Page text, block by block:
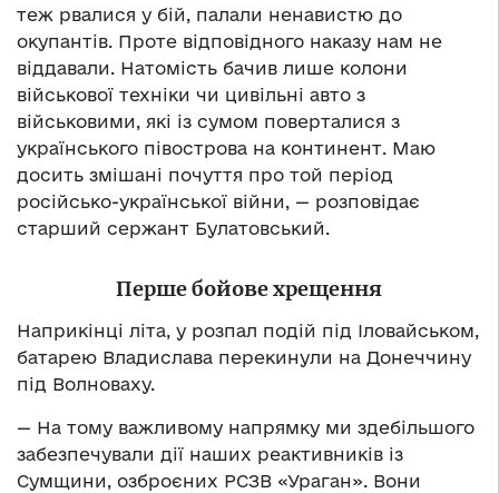
теж рвалися у бій, палали ненавистю до
окупантів. Проте відповідного наказу нам не
віддавали. Натомість бачив лише колони
військової техніки чи цивільні авто з
військовими, які із сумом поверталися з
українського півострова на континент. Маю
досить змішані почуття про той період
російсько-української війни, — розповідає
старший сержант Булатовський.
Перше бойове хрещення
Наприкінці літа, у розпал подій під Іловайськом,
батарею Владислава перекинули на Донеччину
під Волноваху.
— На тому важливому напрямку ми здебільшого
забезпечували дії наших реактивників із
Сумщини, озброєних РСЗВ «Ураган». Вони